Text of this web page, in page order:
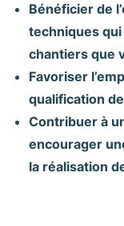
Bénéficier de
techniques
chantiers que
Favoriser
qualification
Contribuer à
encourager
la réalisation